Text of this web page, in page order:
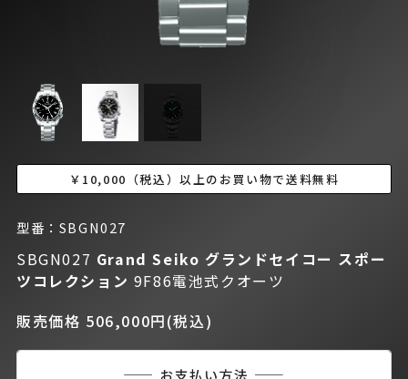
￥10,000（税込）以上のお買い物で送料無料
型番：SBGN027
SBGN027 Grand Seiko グランドセイコー スポー
ツコレクション 9F86電池式クオーツ
販売価格 506,000円(税込)